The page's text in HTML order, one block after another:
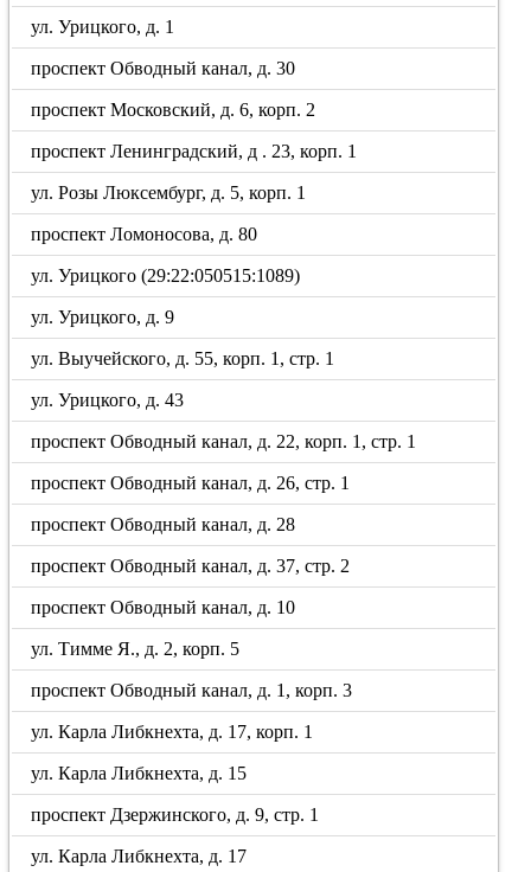
ул. Урицкого, д. 1
проспект Обводный канал, д. 30
проспект Московский, д. 6, корп. 2
проспект Ленинградский, д . 23, корп. 1
ул. Розы Люксембург, д. 5, корп. 1
проспект Ломоносова, д. 80
ул. Урицкого (29:22:050515:1089)
ул. Урицкого, д. 9
ул. Выучейского, д. 55, корп. 1, стр. 1
ул. Урицкого, д. 43
проспект Обводный канал, д. 22, корп. 1, стр. 1
проспект Обводный канал, д. 26, стр. 1
проспект Обводный канал, д. 28
проспект Обводный канал, д. 37, стр. 2
проспект Обводный канал, д. 10
ул. Тимме Я., д. 2, корп. 5
проспект Обводный канал, д. 1, корп. 3
ул. Карла Либкнехта, д. 17, корп. 1
ул. Карла Либкнехта, д. 15
проспект Дзержинского, д. 9, стр. 1
ул. Карла Либкнехта, д. 17